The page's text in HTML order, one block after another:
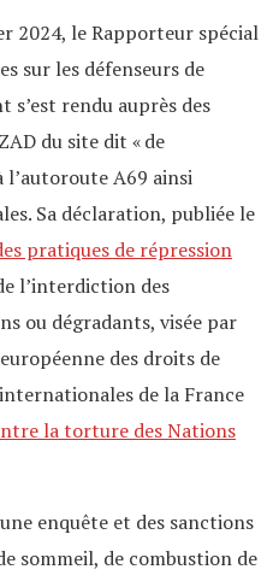
2024, le Rapporteur spécial
sur les défenseurs de
s’est rendu auprès des
du site dit « de
l’autoroute A69 ainsi
Sa déclaration, publiée le
pratiques de répression
l’interdiction des
ou dégradants, visée par
des droits de
de la France
la torture des Nations
enquête et des sanctions
sommeil, de combustion de